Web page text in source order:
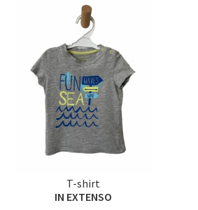
T-shirt
IN EXTENSO